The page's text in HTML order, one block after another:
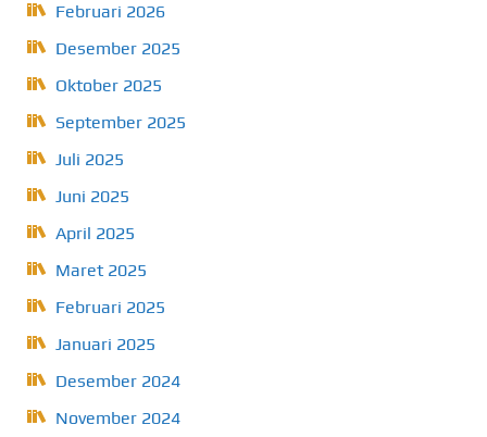
Februari 2026
Desember 2025
Oktober 2025
September 2025
Juli 2025
Juni 2025
April 2025
Maret 2025
Februari 2025
Januari 2025
Desember 2024
November 2024